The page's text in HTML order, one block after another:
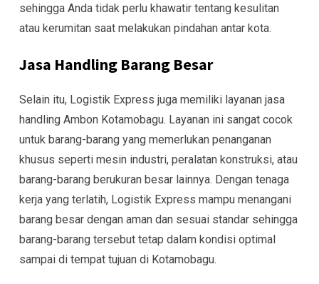
sehingga Anda tidak perlu khawatir tentang kesulitan
atau kerumitan saat melakukan pindahan antar kota.
Jasa Handling Barang Besar
Selain itu, Logistik Express juga memiliki layanan jasa
handling Ambon Kotamobagu. Layanan ini sangat cocok
untuk barang-barang yang memerlukan penanganan
khusus seperti mesin industri, peralatan konstruksi, atau
barang-barang berukuran besar lainnya. Dengan tenaga
kerja yang terlatih, Logistik Express mampu menangani
barang besar dengan aman dan sesuai standar sehingga
barang-barang tersebut tetap dalam kondisi optimal
sampai di tempat tujuan di Kotamobagu.